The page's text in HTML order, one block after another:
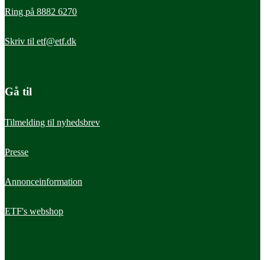
Ring på 8882 6270
Skriv til etf@etf.dk
Gå til
Tilmelding til nyhedsbrev
Presse
Annonceinformation
ETF's webshop